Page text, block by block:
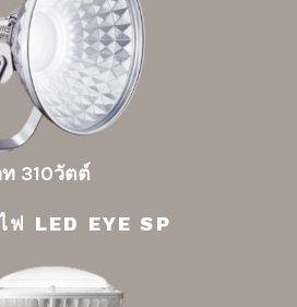
ท 310วัตต์
ฟ LED EYE SP